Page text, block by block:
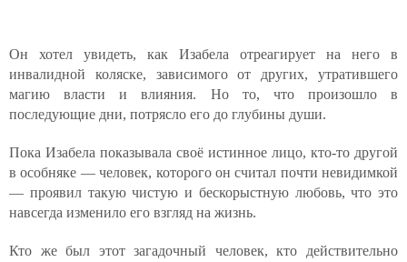
Он хотел увидеть, как Изабела отреагирует на него в
инвалидной коляске, зависимого от других, утратившего
магию власти и влияния. Но то, что произошло в
последующие дни, потрясло его до глубины души.
Пока Изабела показывала своё истинное лицо, кто-то другой
в особняке — человек, которого он считал почти невидимкой
— проявил такую чистую и бескорыстную любовь, что это
навсегда изменило его взгляд на жизнь.
Кто же был этот загадочный человек, кто действительно